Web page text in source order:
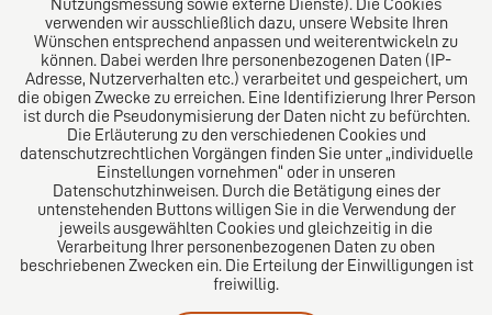
Das europäische Kanzlei-Netzwerk
Nutzungsmessung sowie externe Dienste). Die Cookies
verwenden wir ausschließlich dazu, unsere Website Ihren
Wünschen entsprechend anpassen und weiterentwickeln zu
können. Dabei werden Ihre personenbezogenen Daten (IP-
Adresse, Nutzerverhalten etc.) verarbeitet und gespeichert, um
die obigen Zwecke zu erreichen. Eine Identifizierung Ihrer Person
ist durch die Pseudonymisierung der Daten nicht zu befürchten.
Die Erläuterung zu den verschiedenen Cookies und
datenschutzrechtlichen Vorgängen finden Sie unter „individuelle
Einstellungen vornehmen“ oder in unseren
Datenschutzhinweisen. Durch die Betätigung eines der
untenstehenden Buttons willigen Sie in die Verwendung der
jeweils ausgewählten Cookies und gleichzeitig in die
Verarbeitung Ihrer personenbezogenen Daten zu oben
beschriebenen Zwecken ein. Die Erteilung der Einwilligungen ist
freiwillig.